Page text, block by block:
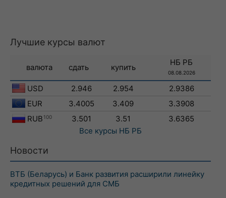
Лучшие курсы валют
валюта сдать купить
НБ РБ
08.08.2026
USD 2.946 2.954
2.9386
EUR
3.4005 3.409
3.3908
RUB 100 3.501 3.51
3.6365
Все курсы НБ РБ
Новости
ВТБ (Беларусь) и Банк развития расширили линейку
кредитных решений для СМБ